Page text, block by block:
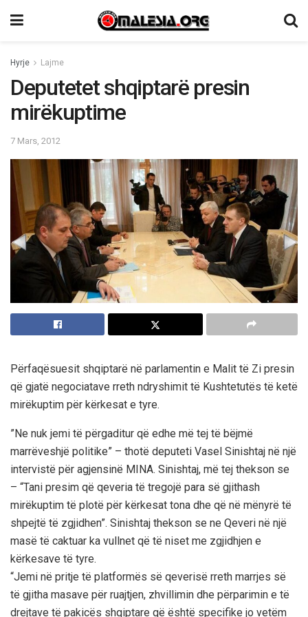
Hyrje Lajme
Deputetet shqiptarë presin
mirëkuptime
7 Mars, 2012
Përfaqësuesit shqiptarë në parlamentin e Malit të Zi presin
që gjatë negociatave rreth ndryshimit të Kushtetutës të ketë
mirëkuptim për kërkesat e tyre.
”Ne nuk jemi të përgaditur që edhe më tej të bëjmë
marrëveshjë politike” – thotë deputeti Vasel Sinishtaj në një
intervistë për agjensinë MINA. Sinishtaj, më tej thekson se
– “Tani presim që qeveria të tregojë para së gjithash
mirëkuptim të plotë për kërkesat tona dhe që në mënyrë të
shpejtë të zgjidhen”. Sinishtaj thekson se ne Qeveri në një
masë të caktuar ka vullnet që të niset me zgjidhjen e
kërkesave të tyre.
“Jemi në pritje të platformës së qeverisë rreth marrjes së
të gjitha masave për ruajtjen, zhvillimin dhe përparimin e të
drejtave të pakicës shqiptare që është specifike jo vetëm